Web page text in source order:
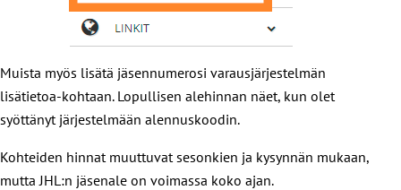
Muista myös lisätä jäsennumerosi varausjärjestelmän
lisätietoa-kohtaan. Lopullisen alehinnan näet, kun olet
syöttänyt järjestelmään alennuskoodin.
Kohteiden hinnat muuttuvat sesonkien ja kysynnän mukaan,
mutta JHL:n jäsenale on voimassa koko ajan.